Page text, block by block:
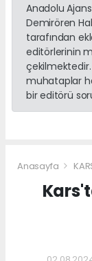
Anadolu
Demirören
tarafından
editörlerinin
muhataplar
bir editörü
Anasayfa